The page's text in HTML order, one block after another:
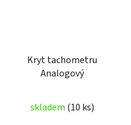
Kryt tachometru
Analogový
skladem (10 ks)